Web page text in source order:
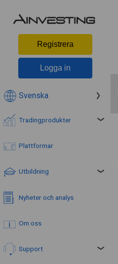
Registrera
Logga in
Svenska
Tradingprodukter
Plattformar
Utbildning
Nyheter och analys
Om oss
Support